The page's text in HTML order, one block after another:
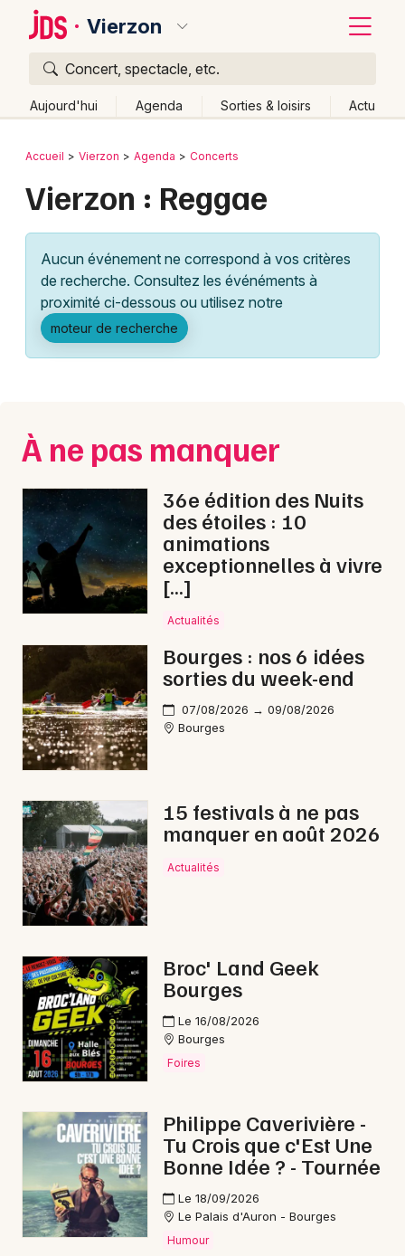
Vierzon
Concert, spectacle, etc.
Aujourd'hui Agenda Sorties & loisirs Actu
Publier un événement
Grands événements
Activité & Expérience
Manifestations
Spectacles
Concerts
Sports
Soirées
Sorties famille
Expos
Sorties & loisirs
Reggae dans le Cher
Reggae dans le Centre-Val de Loire
Artistes en tournée
Actus à Vierzon
Magazine à Vierzon
Bordeaux
Lille
Lyon
Marseille
Nantes
Nice
Paris
Strasbourg
Toulouse
Retour
Accueil Vierzon Agenda Concerts
Vierzon : Reggae
Aucun événement ne correspond à vos critères
de recherche. Consultez les événéments à
proximité ci-dessous ou utilisez notre
moteur de recherche
À ne pas manquer
36e édition des Nuits
des étoiles : 10
animations
exceptionnelles à vivre
[…]
Actualités
Bourges : nos 6 idées
sorties du week-end
07/08/2026 → 09/08/2026
Bourges
15 festivals à ne pas
manquer en août 2026
Actualités
Broc' Land Geek
Bourges
Le 16/08/2026
Bourges
Foires
Philippe Caverivière -
Tu Crois que c'Est Une
Bonne Idée ? - Tournée
Le 18/09/2026
Le Palais d'Auron - Bourges
Humour
Quoi ?
Où ?
Près de moi
Changer de lieu
Quand ?
Ce week-end